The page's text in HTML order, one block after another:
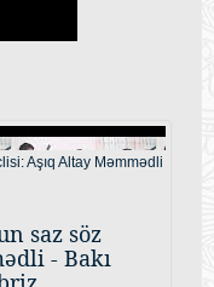
saz söz
- Bakı